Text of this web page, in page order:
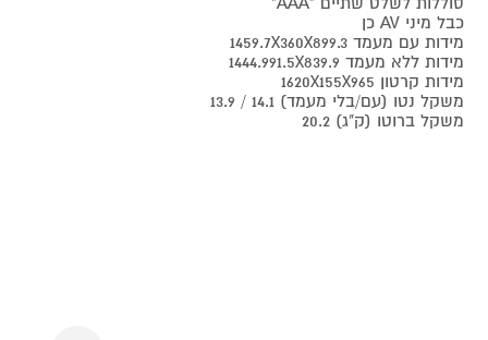
כבל מיני AV כן
מידות עם מעמד 1459.7X360X899.3
מידות ללא מעמד 1444.991.5X839.9
מידות קרטון 1620X155X965
משקל נטו (עם/בלי מעמד) 14.1 / 13.9
משקל ברוטו (ק"ג) 20.2